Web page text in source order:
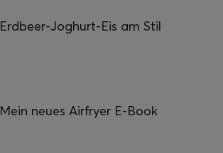
Erdbeer-Joghurt-Eis am Stil
Mein neues Airfryer E-Book